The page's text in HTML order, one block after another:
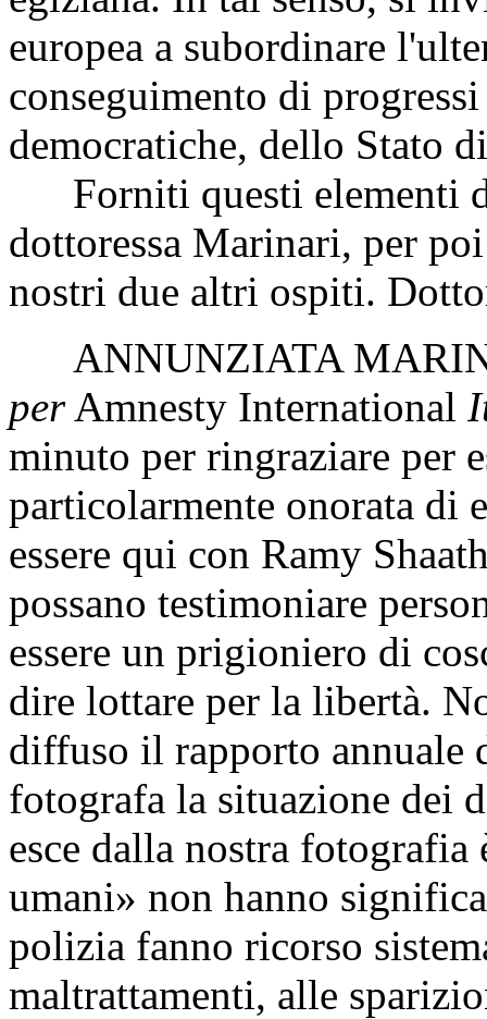
europea a subordinare
conseguimento di
democratiche, dello Stato
Forniti questi elementi
dottoressa Marinari, per
nostri due altri ospiti.
ANNUNZIATA
perAmnesty International
minuto per ringraziare per
particolarmente onorata di
essere qui con Ramy
possano testimoniare
essere un prigioniero di
dire lottare per la libertà.
diffuso il rapporto annuale
fotografa la situazione dei
esce dalla nostra
umani» non hanno
polizia fanno ricorso
maltrattamenti, alle